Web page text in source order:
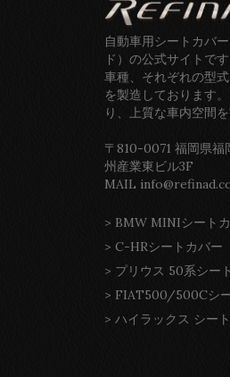
自動車用シートカバ
ド）の公式サイトで
車種、それぞれの型
を製造しております
り、上質な車内空間を
〒810-0071 福岡県
州産業東ビル3F
MAIL
> BMW MINIシート
> C-HRシートカバー
> プリウス 50系シー
> FIAT500/500Cシ
> ハイラックス シー